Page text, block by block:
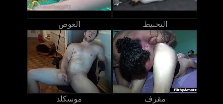
الغوص التحنيط
موسكلد مقرف